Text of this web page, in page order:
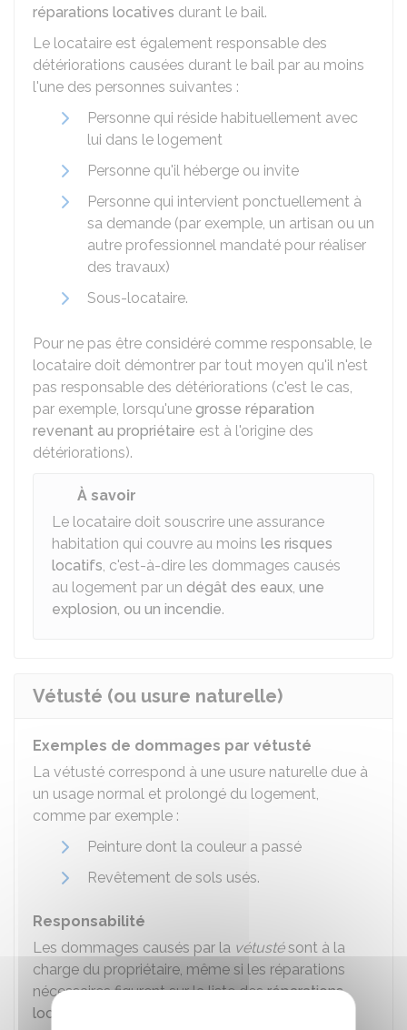
réparations locatives durant le bail.
Le locataire est également responsable des
détériorations causées durant le bail par au moins
l'une des personnes suivantes :
Personne qui réside habituellement avec
lui dans le logement
Personne qu'il héberge ou invite
Personne qui intervient ponctuellement à
sa demande (par exemple, un artisan ou un
autre professionnel mandaté pour réaliser
des travaux)
Sous-locataire.
Pour ne pas être considéré comme responsable, le
locataire doit démontrer par tout moyen qu'il n'est
pas responsable des détériorations (c'est le cas,
par exemple, lorsqu'une grosse réparation
revenant au propriétaire est à l'origine des
détériorations).
À savoir
Le locataire doit souscrire une assurance
habitation qui couvre au moins les risques
locatifs, c'est-à-dire les dommages causés
au logement par un dégât des eaux, une
explosion, ou un incendie.
Vétusté (ou usure naturelle)
Exemples de dommages par vétusté
La vétusté correspond à une usure naturelle due à
un usage normal et prolongé du logement,
comme par exemple :
Peinture dont la couleur a passé
Revêtement de sols usés.
Responsabilité
Les dommages causés par la vétustésont à la
charge du propriétaire, même si les réparations
nécessaires figurent sur la liste desréparations
locatives